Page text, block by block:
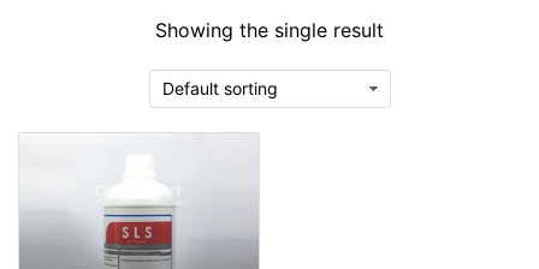
Showing the single result